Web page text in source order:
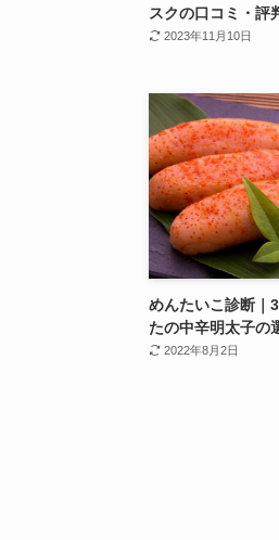
スクの口コミ・評
2023年11月10日
めんたいこ診断｜
たの中辛明太子の
2022年8月2日